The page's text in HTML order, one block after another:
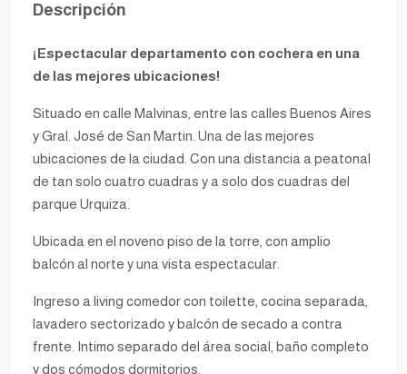
Descripción
¡Espectacular departamento con cochera en una
de las mejores ubicaciones!
Situado en calle Malvinas, entre las calles Buenos Aires
y Gral. José de San Martin. Una de las mejores
ubicaciones de la ciudad. Con una distancia a peatonal
de tan solo cuatro cuadras y a solo dos cuadras del
parque Urquiza.
Ubicada en el noveno piso de la torre, con amplio
balcón al norte y una vista espectacular.
Ingreso a living comedor con toilette, cocina separada,
lavadero sectorizado y balcón de secado a contra
frente. Intimo separado del área social, baño completo
y dos cómodos dormitorios.